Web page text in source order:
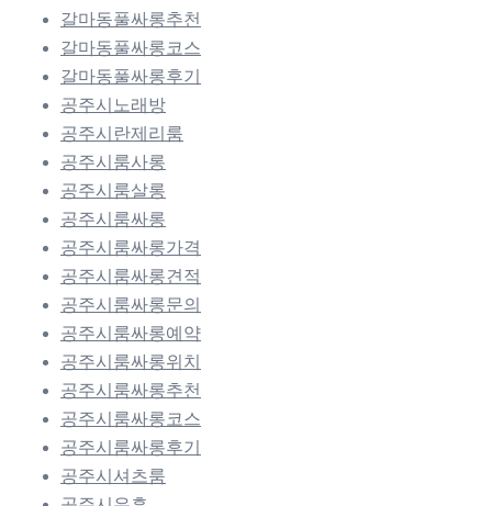
갈마동풀싸롱추천
갈마동풀싸롱코스
갈마동풀싸롱후기
공주시노래방
공주시란제리룸
공주시룸사롱
공주시룸살롱
공주시룸싸롱
공주시룸싸롱가격
공주시룸싸롱견적
공주시룸싸롱문의
공주시룸싸롱예약
공주시룸싸롱위치
공주시룸싸롱추천
공주시룸싸롱코스
공주시룸싸롱후기
공주시셔츠룸